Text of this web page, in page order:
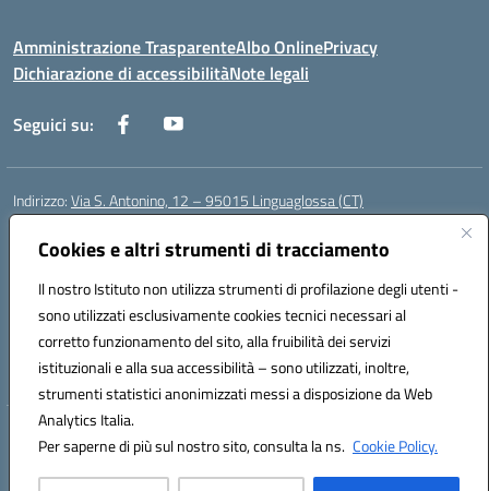
Cookies e altri strumenti di tracciamento
Il nostro Istituto non utilizza strumenti di profilazione degli utenti -
sono utilizzati esclusivamente cookies tecnici necessari al
corretto funzionamento del sito, alla fruibilità dei servizi
istituzionali e alla sua accessibilità – sono utilizzati, inoltre,
strumenti statistici anonimizzati messi a disposizione da Web
Analytics Italia.
Per saperne di più sul nostro sito, consulta la ns. Cookie Policy.
Amministrazione TrasparenteAlbo OnlinePrivacy
Dichiarazione di accessibilitàNote legali
Seguici su:
Indirizzo:Via S. Antonino, 12 – 95015 Linguaglossa (CT)
Centralino:
Posta elettronica certificata (PEC):ctic83200r@pec.istruzione.it
Codice fiscale: 83002470876
Codice meccanografico:CTIC83200R
Codice Indice delle Pubbliche Amministrazioni (IPA): istsc_CTIC83200R
Codice unico di fatturazione (CUF): UF7TEB
Hosting & Powered by 3D Solution S.r.l.
Concept & Design by Designers Italia